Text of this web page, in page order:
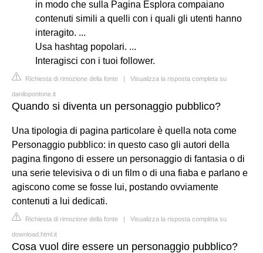
in modo che sulla Pagina Esplora compaiano
contenuti simili a quelli con i quali gli utenti hanno
interagito. ...
Usa hashtag popolari. ...
Interagisci con i tuoi follower.
Richiesta di rimozione della fonte | Visualizza la risposta completa su
danilopontone.it
Quando si diventa un personaggio pubblico?
Una tipologia di pagina particolare è quella nota come
Personaggio pubblico: in questo caso gli autori della
pagina fingono di essere un personaggio di fantasia o di
una serie televisiva o di un film o di una fiaba e parlano e
agiscono come se fosse lui, postando ovviamente
contenuti a lui dedicati.
Richiesta di rimozione della fonte | Visualizza la risposta completa su
download.html.it
Cosa vuol dire essere un personaggio pubblico?